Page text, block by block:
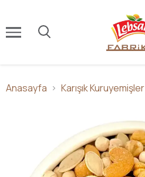
Anasayfa Karışık Kuruyemişler